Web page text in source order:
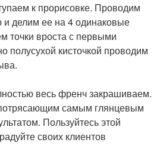
к прорисовке. Проводим
и делим ее на 4 одинаковые
точки вроста с первыми
полусухой кисточкой проводим
весь френч закрашиваем.
самым глянцевым
Пользуйтесь этой
своих клиентов